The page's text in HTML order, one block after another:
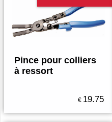
Pince pour colliers
à ressort
€ 19.75